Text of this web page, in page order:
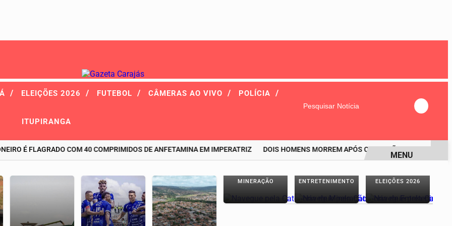
Pesquisar Notícia
/ ELEIÇÕES 2026 / FUTEBOL / CÂMERAS AO VIVO / POLÍCIA /
ITUPIRANGA
É FLAGRADO COM 40 COMPRIMIDOS DE ANFETAMINA EM IMPERATRIZ DOIS HOMENS MORREM APÓS CONFUSÃO DURANTE
MENU
MINERAÇÃO ENTRETENIMENTO ELEIÇÕES 2026